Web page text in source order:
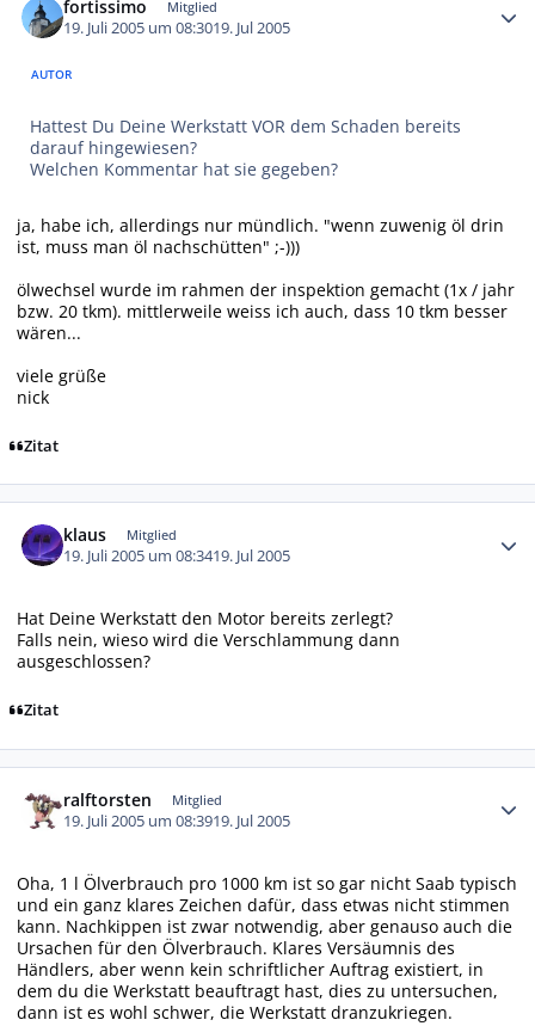
fortissimo Mitglied
19. Juli 2005 um 08:3019. Jul 2005
AUTOR
Hattest Du Deine Werkstatt VOR dem Schaden bereits
darauf hingewiesen?
Welchen Kommentar hat sie gegeben?
ja, habe ich, allerdings nur mündlich. "wenn zuwenig öl drin
ist, muss man öl nachschütten" ;-)))
ölwechsel wurde im rahmen der inspektion gemacht (1x / jahr
bzw. 20 tkm). mittlerweile weiss ich auch, dass 10 tkm besser
wären...
viele grüße
nick
Zitat
klaus Mitglied
19. Juli 2005 um 08:3419. Jul 2005
Hat Deine Werkstatt den Motor bereits zerlegt?
Falls nein, wieso wird die Verschlammung dann
ausgeschlossen?
Zitat
ralftorsten Mitglied
19. Juli 2005 um 08:3919. Jul 2005
Oha, 1 l Ölverbrauch pro 1000 km ist so gar nicht Saab typisch
und ein ganz klares Zeichen dafür, dass etwas nicht stimmen
kann. Nachkippen ist zwar notwendig, aber genauso auch die
Ursachen für den Ölverbrauch. Klares Versäumnis des
Händlers, aber wenn kein schriftlicher Auftrag existiert, in
dem du die Werkstatt beauftragt hast, dies zu untersuchen,
dann ist es wohl schwer, die Werkstatt dranzukriegen.